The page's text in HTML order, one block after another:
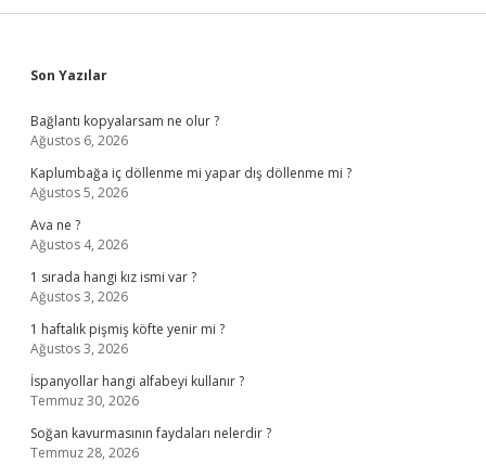
Sidebar
Son Yazılar
Bağlantı kopyalarsam ne olur ?
Ağustos 6, 2026
Kaplumbağa iç döllenme mi yapar dış döllenme mi ?
Ağustos 5, 2026
Ava ne ?
Ağustos 4, 2026
1 sırada hangi kız ismi var ?
Ağustos 3, 2026
1 haftalık pişmiş köfte yenir mi ?
Ağustos 3, 2026
İspanyollar hangi alfabeyi kullanır ?
Temmuz 30, 2026
Soğan kavurmasının faydaları nelerdir ?
Temmuz 28, 2026